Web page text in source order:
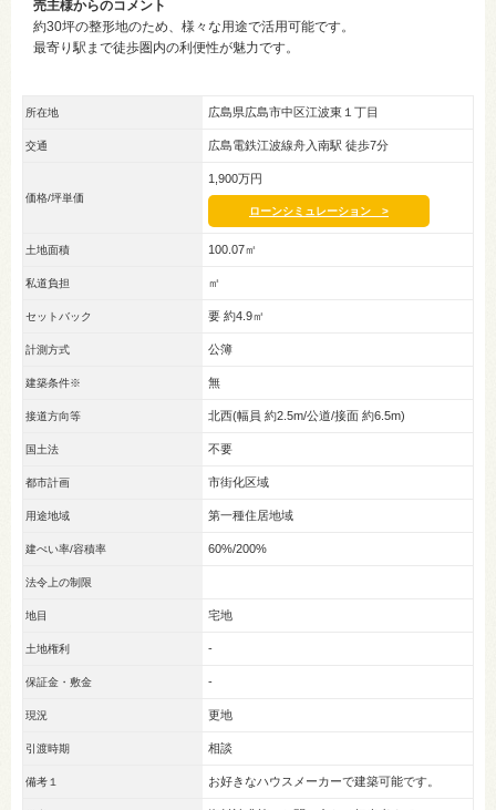
売主様からのコメント
約30坪の整形地のため、様々な用途で活用可能です。
最寄り駅まで徒歩圏内の利便性が魅力です。
所在地 広島県広島市中区江波東１丁目
交通 広島電鉄江波線舟入南駅 徒歩7分
価格/坪単価
1,900万円
ローンシミュレーション >
土地面積 100.07㎡
私道負担 ㎡
セットバック 要 約4.9㎡
計測方式 公簿
建築条件※ 無
接道方向等 北西(幅員 約2.5m/公道/接面 約6.5m)
国土法 不要
都市計画 市街化区域
用途地域 第一種住居地域
建ぺい率/容積率 60%/200%
法令上の制限
地目 宅地
土地権利 -
保証金・敷金 -
現況 更地
引渡時期 相談
備考１ お好きなハウスメーカーで建築可能です。